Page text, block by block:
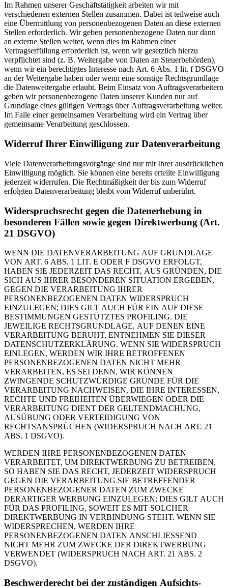
Im Rahmen unserer Geschäftstätigkeit arbeiten wir mit
verschiedenen externen Stellen zusammen. Dabei ist teilweise auch
eine Übermittlung von personenbezogenen Daten an diese externen
Stellen erforderlich. Wir geben personenbezogene Daten nur dann
an externe Stellen weiter, wenn dies im Rahmen einer
Vertragserfüllung erforderlich ist, wenn wir gesetzlich hierzu
verpflichtet sind (z. B. Weitergabe von Daten an Steuerbehörden),
wenn wir ein berechtigtes Interesse nach Art. 6 Abs. 1 lit. f DSGVO
an der Weitergabe haben oder wenn eine sonstige Rechtsgrundlage
die Datenweitergabe erlaubt. Beim Einsatz von Auftragsverarbeitern
geben wir personenbezogene Daten unserer Kunden nur auf
Grundlage eines gültigen Vertrags über Auftragsverarbeitung weiter.
Im Falle einer gemeinsamen Verarbeitung wird ein Vertrag über
gemeinsame Verarbeitung geschlossen.
Widerruf Ihrer Einwilligung zur Datenverarbeitung
Viele Datenverarbeitungsvorgänge sind nur mit Ihrer ausdrücklichen
Einwilligung möglich. Sie können eine bereits erteilte Einwilligung
jederzeit widerrufen. Die Rechtmäßigkeit der bis zum Widerruf
erfolgten Datenverarbeitung bleibt vom Widerruf unberührt.
Widerspruchsrecht gegen die Datenerhebung in
besonderen Fällen sowie gegen Direktwerbung (Art.
21 DSGVO)
WENN DIE DATENVERARBEITUNG AUF GRUNDLAGE
VON ART. 6 ABS. 1 LIT. E ODER F DSGVO ERFOLGT,
HABEN SIE JEDERZEIT DAS RECHT, AUS GRÜNDEN, DIE
SICH AUS IHRER BESONDEREN SITUATION ERGEBEN,
GEGEN DIE VERARBEITUNG IHRER
PERSONENBEZOGENEN DATEN WIDERSPRUCH
EINZULEGEN; DIES GILT AUCH FÜR EIN AUF DIESE
BESTIMMUNGEN GESTÜTZTES PROFILING. DIE
JEWEILIGE RECHTSGRUNDLAGE, AUF DENEN EINE
VERARBEITUNG BERUHT, ENTNEHMEN SIE DIESER
DATENSCHUTZERKLÄRUNG. WENN SIE WIDERSPRUCH
EINLEGEN, WERDEN WIR IHRE BETROFFENEN
PERSONENBEZOGENEN DATEN NICHT MEHR
VERARBEITEN, ES SEI DENN, WIR KÖNNEN
ZWINGENDE SCHUTZWÜRDIGE GRÜNDE FÜR DIE
VERARBEITUNG NACHWEISEN, DIE IHRE INTERESSEN,
RECHTE UND FREIHEITEN ÜBERWIEGEN ODER DIE
VERARBEITUNG DIENT DER GELTENDMACHUNG,
AUSÜBUNG ODER VERTEIDIGUNG VON
RECHTSANSPRÜCHEN (WIDERSPRUCH NACH ART. 21
ABS. 1 DSGVO).
WERDEN IHRE PERSONENBEZOGENEN DATEN
VERARBEITET, UM DIREKTWERBUNG ZU BETREIBEN,
SO HABEN SIE DAS RECHT, JEDERZEIT WIDERSPRUCH
GEGEN DIE VERARBEITUNG SIE BETREFFENDER
PERSONENBEZOGENER DATEN ZUM ZWECKE
DERARTIGER WERBUNG EINZULEGEN; DIES GILT AUCH
FÜR DAS PROFILING, SOWEIT ES MIT SOLCHER
DIREKTWERBUNG IN VERBINDUNG STEHT. WENN SIE
WIDERSPRECHEN, WERDEN IHRE
PERSONENBEZOGENEN DATEN ANSCHLIESSEND
NICHT MEHR ZUM ZWECKE DER DIREKTWERBUNG
VERWENDET (WIDERSPRUCH NACH ART. 21 ABS. 2
DSGVO).
Beschwerde­recht bei der zuständigen Aufsichts­